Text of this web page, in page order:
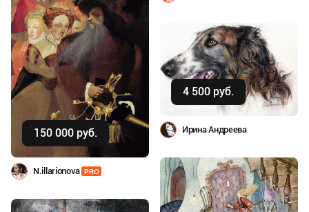
150 000 руб.Купить
N.illarionova PRO
4 500 руб. Купить
Ирина Андреева